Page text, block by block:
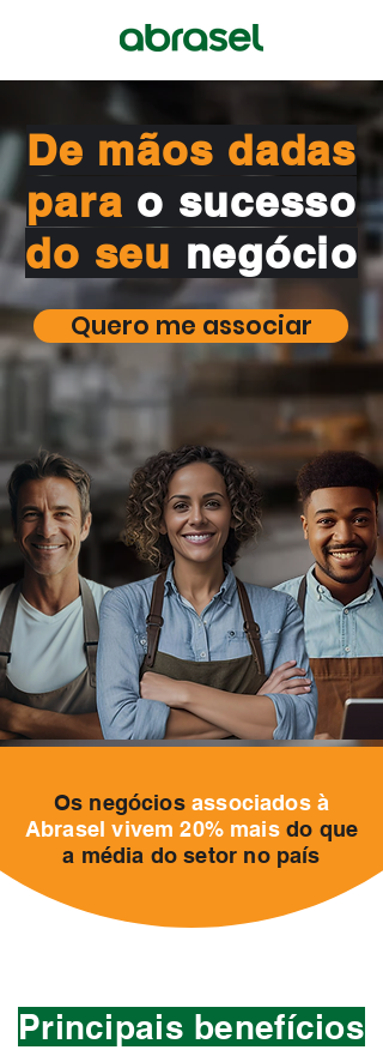
De mãos dadas
para o sucesso
do seu negócio
Quero me associar
Os negócios associados à
Abraselvivem 20% maisdo que
a média do setor no país
Principais benefícios